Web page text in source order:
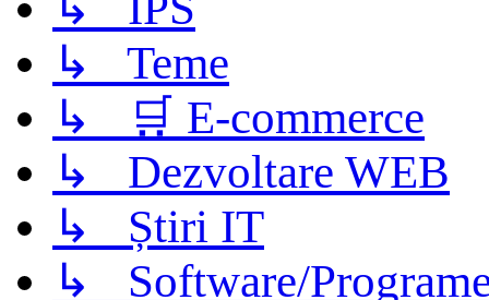
↳ Teme
↳ 🛒 E-commerce
↳ Dezvoltare WEB
↳ Știri IT
↳ Software/